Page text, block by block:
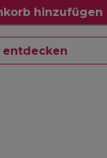
hinzufügen
entdecken